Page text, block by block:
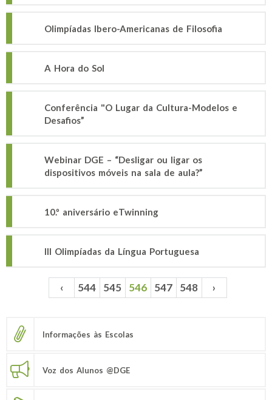
Olimpíadas Ibero-Americanas de Filosofia
A Hora do Sol
Conferência "O Lugar da Cultura-Modelos e
Desafios”
Webinar DGE – “Desligar ou ligar os
dispositivos móveis na sala de aula?”
10.º aniversário eTwinning
III Olimpíadas da Língua Portuguesa
Páginas ‹ 544 545 546 547 548 ›
Informações às Escolas
Voz dos Alunos @DGE